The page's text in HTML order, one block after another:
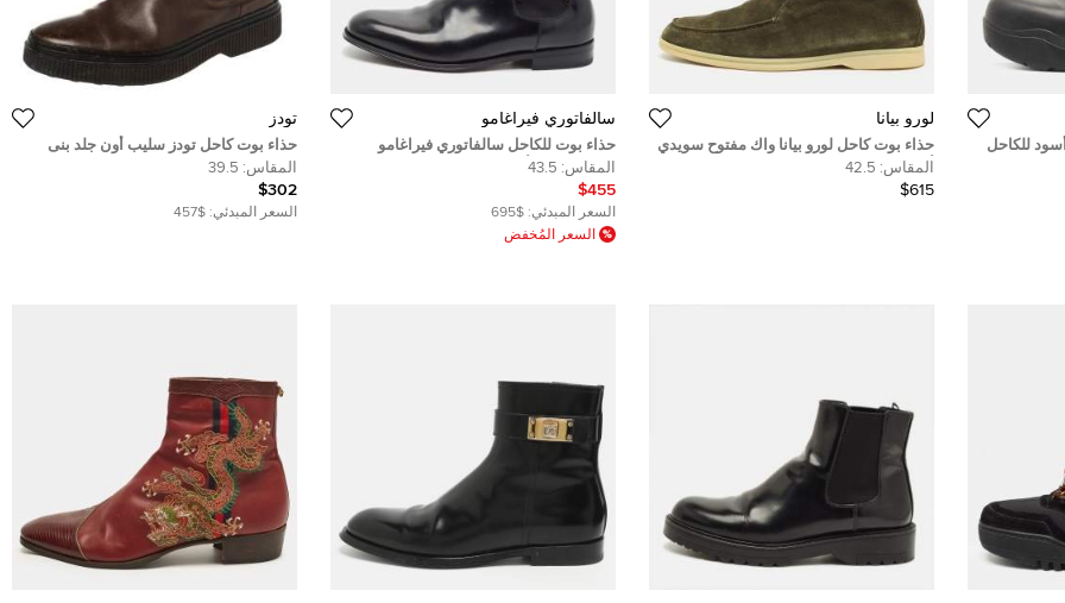
للكاحل
لورو بيانا
حذاء بوت كاحل لورو بيانا واك مفتوح سويدي
أزرق مقاس 41
المقاس: 42.5
$615
سالفاتوري فيراغامو
حذاء بوت للكاحل سالفاتوري فيراغامو
تشيلسي جلد أزرق مقاس 41.5
المقاس: 43.5
$455
السعر المبدئي: $695
السعر المُخفض
تودز
حذاء بوت كاحل تودز سليب أون جلد بنى
مقاس 39.5
المقاس: 39.5
$302
السعر المبدئي: $457